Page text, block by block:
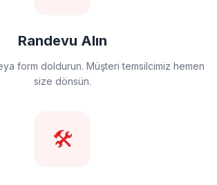
Randevu Alın
form doldurun. Müşteri temsilcimiz hemen
size dönsün.
🛠️